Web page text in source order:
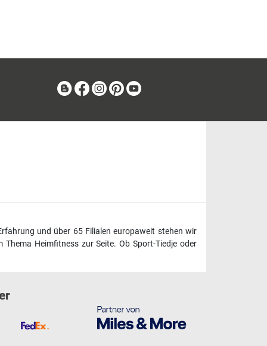
BlogFacebook
Instagram
Pinterest
und über 65 Filialen europaweit stehen wir
Heimfitness zur Seite. Ob Sport-Tiedje oder